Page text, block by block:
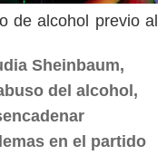
de alcohol previo al
Sheinbaum,
del alcohol,
en el partido